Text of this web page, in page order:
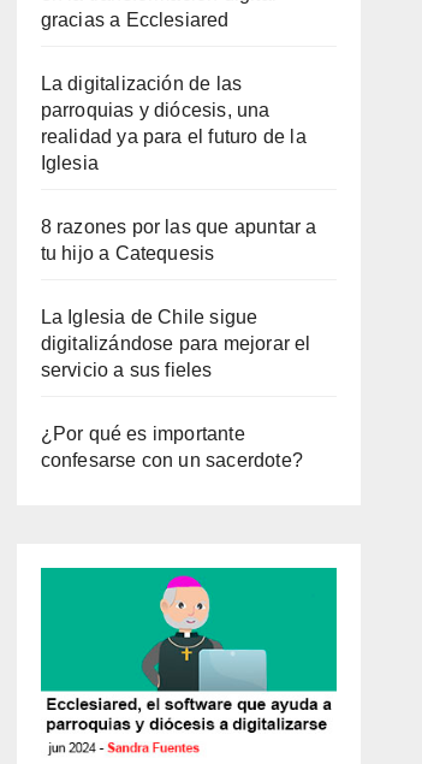
gracias a Ecclesiared
La digitalización de las
parroquias y diócesis, una
realidad ya para el futuro de la
Iglesia
8 razones por las que apuntar a
tu hijo a Catequesis
La Iglesia de Chile sigue
digitalizándose para mejorar el
servicio a sus fieles
¿Por qué es importante
confesarse con un sacerdote?